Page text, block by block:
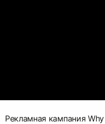
Рекламная кампания